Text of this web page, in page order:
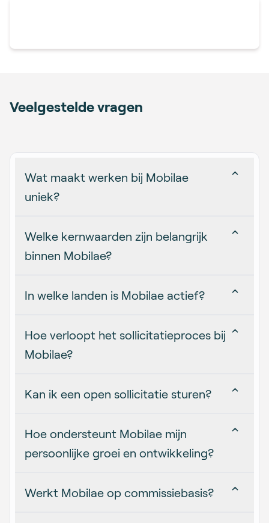
Veelgestelde vragen
Wat maakt werken bij Mobilae
uniek?
Welke kernwaarden zijn belangrijk
binnen Mobilae?
In welke landen is Mobilae actief?
Hoe verloopt het sollicitatieproces bij
Mobilae?
Kan ik een open sollicitatie sturen?
Hoe ondersteunt Mobilae mijn
persoonlijke groei en ontwikkeling?
Werkt Mobilae op commissiebasis?